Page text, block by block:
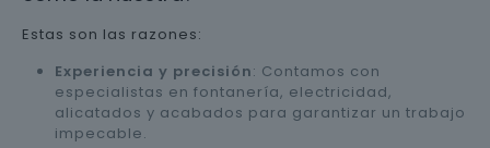
Estas son las razones:
Experiencia y precisión: Contamos con
especialistas en fontanería, electricidad,
alicatados y acabados para garantizar un trabajo
impecable.